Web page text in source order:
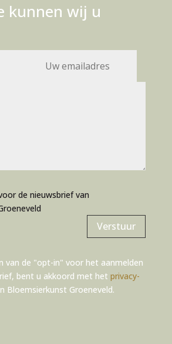
kunnen wij u
de nieuwsbrief van
Verstuur
van de "opt-in" voor het aanmelden
bent u akkoord met hetprivacy-
Bloemsierkunst Groeneveld.